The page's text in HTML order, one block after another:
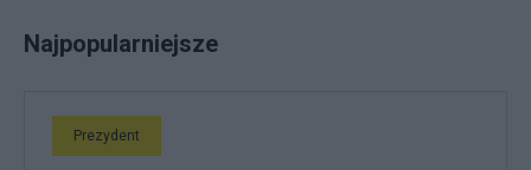
Najpopularniejsze
Prezydent